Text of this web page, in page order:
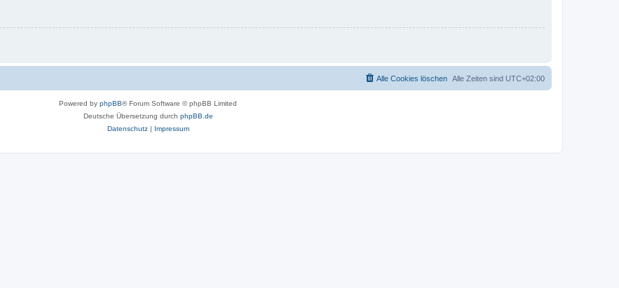
Alle Zeiten sind UTC+02:00
Alle Cookies löschen
Powered by phpBB® Forum Software © phpBB Limited
Deutsche Übersetzung durch phpBB.de
Datenschutz| Impressum